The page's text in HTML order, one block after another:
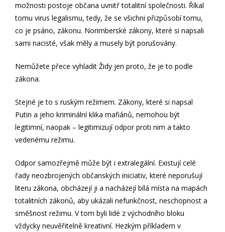
možnosti postoje občana uvnitř totalitní společnosti. Říkal
tomu virus legalismu, tedy, že se všichni přizpůsobí tomu,
co je psáno, zákonu. Norimberské zákony, které si napsali
sami nacisté, však měly a musely být porušovány.
Nemůžete přece vyhladit Židy jen proto, že je to podle
zákona.
Stejné je to s ruským režimem. Zákony, které si napsal
Putin a jeho kriminální klika mafiánů, nemohou být
legitimní, naopak – legitimizují odpor proti nim a takto
vedenému režimu.
Odpor samozřejmě může být i extralegální. Existují celé
řady neozbrojených občanských iniciativ, které neporušují
literu zákona, obcházejí ji a nacházejí bílá místa na mapách
totalitních zákonů, aby ukázali nefunkčnost, neschopnost a
směšnost režimu. V tom byli lidé z východního bloku
vždycky neuvěřitelně kreativní. Hezkým příkladem v